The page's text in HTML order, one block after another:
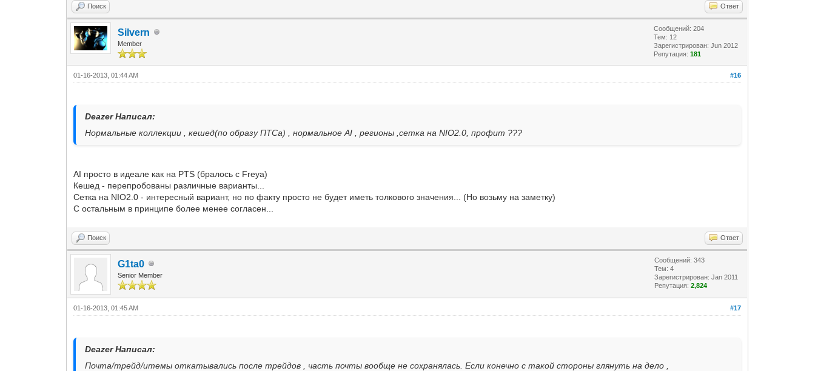
Поиск Ответ
Silvern
Member
Сообщений: 204
Тем: 12
Зарегистрирован: Jun 2012
Репутация:181
#16
01-16-2013, 01:44 AM
Deazer Написал:
Нормальные коллекции , кешед(по образу ПТСа) , нормальное AI , регионы ,сетка на NIO2.0, профит ???
AI просто в идеале как на PTS (бралось с Freya)
Кешед - перепробованы различные варианты...
Сетка на NIO2.0 - интересный вариант, но по факту просто не будет иметь толкового значения... (Но возьму на заметку)
С остальным в принципе более менее согласен...
Поиск Ответ
G1ta0
Senior Member
Сообщений: 343
Тем: 4
Зарегистрирован: Jan 2011
Репутация:2,824
#17
01-16-2013, 01:45 AM
Deazer Написал:
Почта/трейд/итемы откатывались после трейдов , часть почты вообще не сохранялась. Если конечно с такой стороны глянуть на дело ,